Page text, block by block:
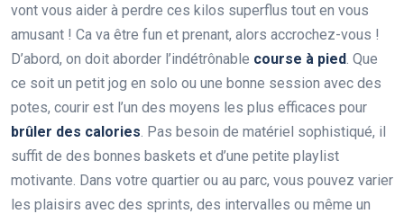
vont vous aider à perdre ces kilos superflus tout en vous
amusant ! Ca va être fun et prenant, alors accrochez-vous !
D’abord, on doit aborder l’indétrônable course à pied. Que
ce soit un petit jog en solo ou une bonne session avec des
potes, courir est l’un des moyens les plus efficaces pour
brûler des calories. Pas besoin de matériel sophistiqué, il
suffit de des bonnes baskets et d’une petite playlist
motivante. Dans votre quartier ou au parc, vous pouvez varier
les plaisirs avec des sprints, des intervalles ou même un